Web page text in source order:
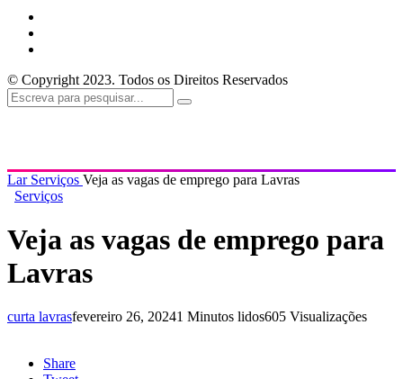
© Copyright 2023. Todos os Direitos Reservados
Lar Serviços Veja as vagas de emprego para Lavras
Serviços
Veja as vagas de emprego para
Lavras
curta lavrasfevereiro 26, 20241 Minutos lidos605 Visualizações
Share